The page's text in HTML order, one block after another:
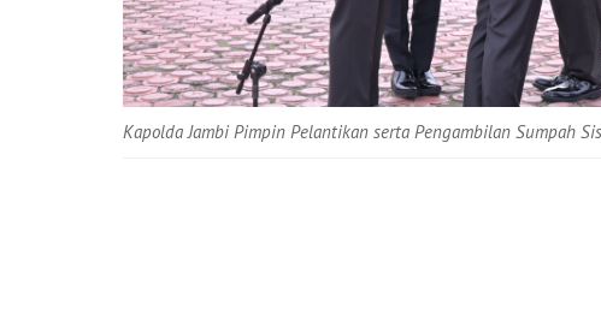
Kapolda Jambi Pimpin Pelantikan serta Pengambilan Sumpah